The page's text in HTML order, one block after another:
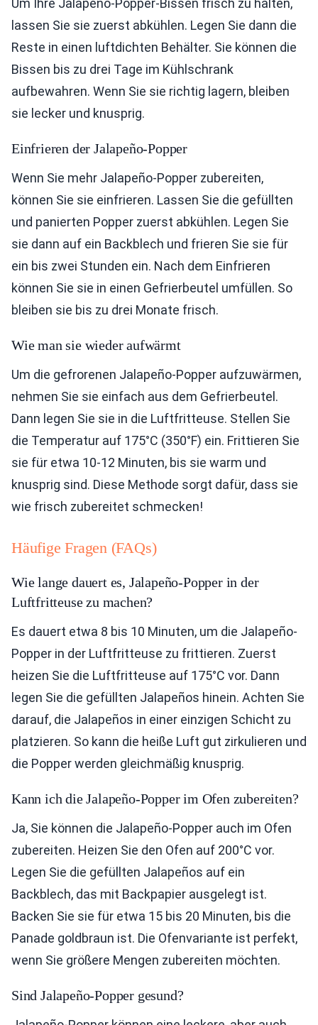
Um Ihre Jalapeño-Popper-Bissen frisch zu halten,
lassen Sie sie zuerst abkühlen. Legen Sie dann die
Reste in einen luftdichten Behälter. Sie können die
Bissen bis zu drei Tage im Kühlschrank
aufbewahren. Wenn Sie sie richtig lagern, bleiben
sie lecker und knusprig.
Einfrieren der Jalapeño-Popper
Wenn Sie mehr Jalapeño-Popper zubereiten,
können Sie sie einfrieren. Lassen Sie die gefüllten
und panierten Popper zuerst abkühlen. Legen Sie
sie dann auf ein Backblech und frieren Sie sie für
ein bis zwei Stunden ein. Nach dem Einfrieren
können Sie sie in einen Gefrierbeutel umfüllen. So
bleiben sie bis zu drei Monate frisch.
Wie man sie wieder aufwärmt
Um die gefrorenen Jalapeño-Popper aufzuwärmen,
nehmen Sie sie einfach aus dem Gefrierbeutel.
Dann legen Sie sie in die Luftfritteuse. Stellen Sie
die Temperatur auf 175°C (350°F) ein. Frittieren Sie
sie für etwa 10-12 Minuten, bis sie warm und
knusprig sind. Diese Methode sorgt dafür, dass sie
wie frisch zubereitet schmecken!
Häufige Fragen (FAQs)
Wie lange dauert es, Jalapeño-Popper in der
Luftfritteuse zu machen?
Es dauert etwa 8 bis 10 Minuten, um die Jalapeño-
Popper in der Luftfritteuse zu frittieren. Zuerst
heizen Sie die Luftfritteuse auf 175°C vor. Dann
legen Sie die gefüllten Jalapeños hinein. Achten Sie
darauf, die Jalapeños in einer einzigen Schicht zu
platzieren. So kann die heiße Luft gut zirkulieren und
die Popper werden gleichmäßig knusprig.
Kann ich die Jalapeño-Popper im Ofen zubereiten?
Ja, Sie können die Jalapeño-Popper auch im Ofen
zubereiten. Heizen Sie den Ofen auf 200°C vor.
Legen Sie die gefüllten Jalapeños auf ein
Backblech, das mit Backpapier ausgelegt ist.
Backen Sie sie für etwa 15 bis 20 Minuten, bis die
Panade goldbraun ist. Die Ofenvariante ist perfekt,
wenn Sie größere Mengen zubereiten möchten.
Sind Jalapeño-Popper gesund?